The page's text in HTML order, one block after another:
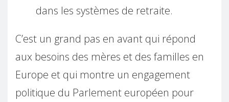
dans les systèmes de retraite.
C’est un grand pas en avant qui répond
aux besoins des mères et des familles en
Europe et qui montre un engagement
politique du Parlement européen pour